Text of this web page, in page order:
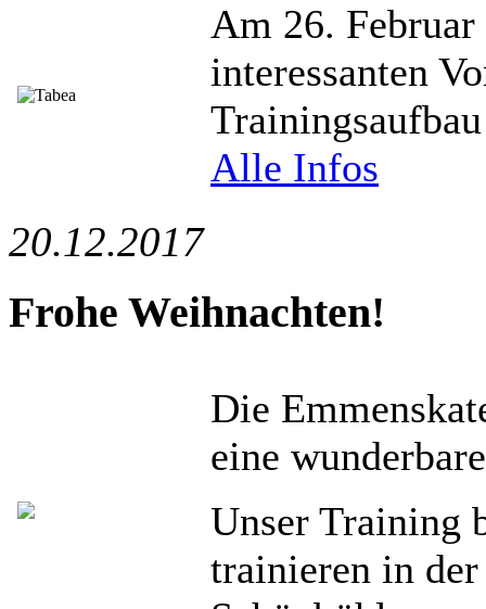
Am 26. Februar
interessanten
Alle Infos
20.12.2017
Frohe Weihnachten!
Die
eine
Unser Training
trainieren in